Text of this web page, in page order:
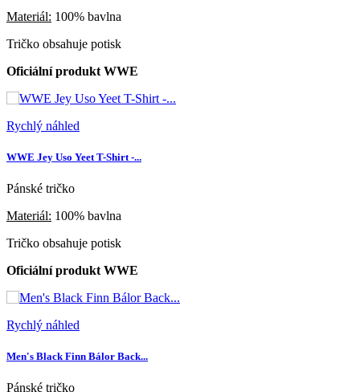
Materiál: 100% bavlna
Tričko obsahuje potisk
Oficiální produkt WWE
Rychlý náhled
WWE Jey Uso Yeet T-Shirt -...
Pánské tričko
Materiál: 100% bavlna
Tričko obsahuje potisk
Oficiální produkt WWE
Rychlý náhled
Men's Black Finn Bálor Back...
Pánské tričko